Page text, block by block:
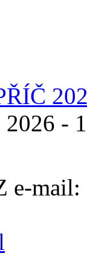
2026 -
mail: